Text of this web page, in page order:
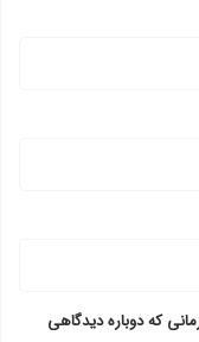
که دوباره دیدگاهی